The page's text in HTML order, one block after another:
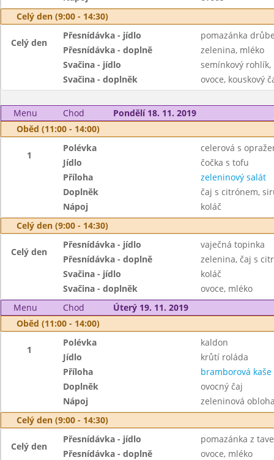
Celý den (9:00 - 14:30)
Celý den
Přesnídávka - jídlo
pomazánka
Přesnídávka - doplně
zelenina, mléko
Svačina - jídlo
semínkový rohlík,
Svačina - doplněk
ovoce, kouskový
Menu Chod
Pondělí 18. 11. 2019
Oběd (11:00 - 14:00)
1
Polévka
celerová s
Jídlo
čočka s tofu
Příloha
zeleninový salát
Doplněk
čaj s citrónem,
Nápoj
koláč
Celý den (9:00 - 14:30)
Celý den
Přesnídávka - jídlo
vaječná topinka
Přesnídávka - doplně
zelenina, čaj s
Svačina - jídlo
koláč
Svačina - doplněk
ovoce, mléko
Menu
Chod
Úterý 19. 11. 2019
Oběd (11:00 - 14:00)
1
Polévka
kaldon
Jídlo
krůtí roláda
Příloha
bramborová kaše
Doplněk
ovocný čaj
Nápoj
zeleninová
Celý den (9:00 - 14:30)
Celý den
Přesnídávka - jídlo
pomazánka z
Přesnídávka - doplně
ovoce, mléko